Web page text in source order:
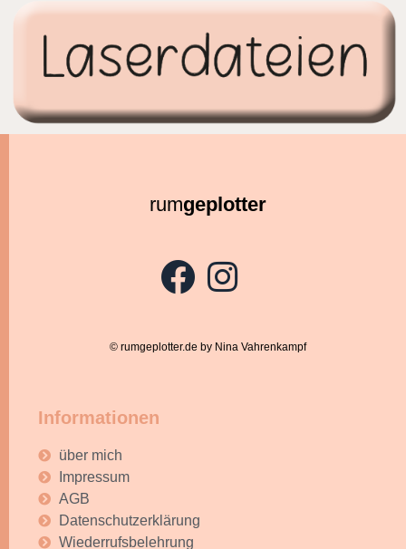
rumgeplotter
© rumgeplotter.de by Nina Vahrenkampf
Informationen
über mich
Impressum
AGB
Datenschutzerklärung
Wiederrufsbelehrung